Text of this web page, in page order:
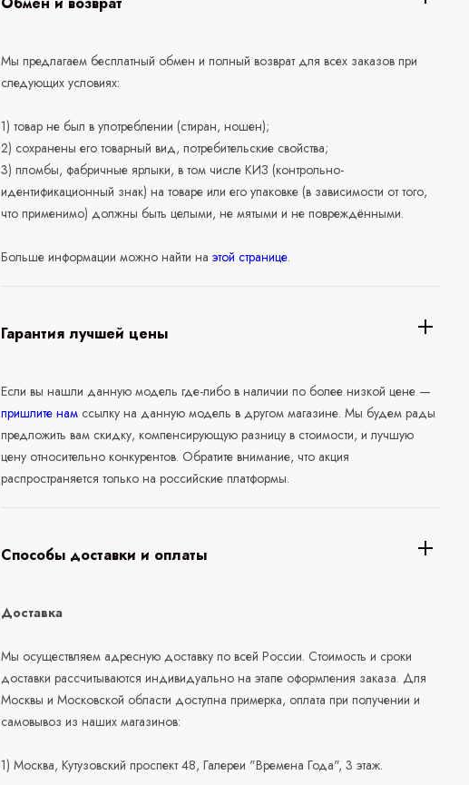
Мы предлагаем бесплатный обмен и полный возврат для всех заказов при
следующих условиях:
1) товар не был в употреблении (стиран, ношен);
2) сохранены его товарный вид, потребительские свойства;
3) пломбы, фабричные ярлыки, в том числе КИЗ (контрольно-
идентификационный знак) на товаре или его упаковке (в зависимости от того,
что применимо) должны быть целыми, не мятыми и не повреждёнными.
Больше информации можно найти наэтой странице.
Гарантия лучшей цены
Если вы нашли данную модель где-либо в наличии по более низкой цене —
пришлите нам ссылку на данную модель в другом магазине. Мы будем рады
предложить вам скидку, компенсирующую разницу в стоимости, и лучшую
цену относительно конкурентов. Обратите внимание, что акция
распространяется только на российские платформы.
Способы доставки и оплаты
Доставка
Мы осуществляем адресную доставку по всей России. Стоимость и сроки
доставки рассчитываются индивидуально на этапе оформления заказа. Для
Москвы и Московской области доступна примерка, оплата при получении и
самовывоз из наших магазинов:
1) Москва, Кутузовский проспект 48, Галереи "Времена Года", 3 этаж.